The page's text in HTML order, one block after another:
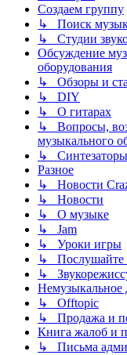
Создаем группу
↳ Поиск
↳ Студии
Обсуждение
оборудования
↳ Обзоры и
↳ DIY
↳ О гитарах
↳ Вопросы,
музыкального
↳ Синтезаторы
Разное
↳ Новости
↳ Новости
↳ О музыке
↳ Jam
↳ Уроки игры
↳ Послушайте
↳
Немузыкальное
↳ Offtopic
↳ Продажа и
Книга жалоб и
↳ Письма